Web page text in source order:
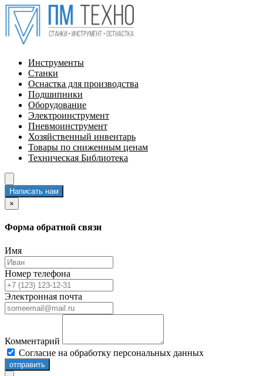
Инструменты
Станки
Оснастка для производства
Подшипники
Оборудование
Электроинструмент
Пневмоинструмент
Хозяйственный инвентарь
Товары по сниженным ценам
Техническая Библиотека
Написать нам
×
Форма обратной связи
Имя
Номер телефона
Электронная почта
Комментарий
Согласие на обработку персональных данных
отправить